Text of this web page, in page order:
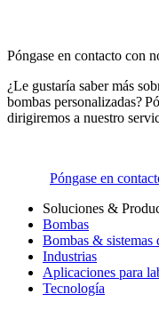
Póngase en contacto con
¿Le gustaría saber más
bombas personalizadas?
dirigiremos a nuestro
Póngase en
Soluciones &
Bombas
Bombas & sistemas
Industrias
Aplicaciones para
Tecnología